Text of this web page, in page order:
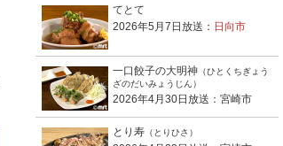
てとて
2026年5月7日放送： 日向市
一口餃子の大明神 （ひとくちぎょう
ざのだいみょうじん）
2026年4月30日放送：宮崎市
とり寿 （とりひさ）